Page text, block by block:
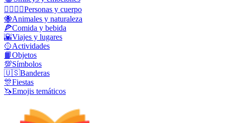
👩‍❤️‍💋‍👨Personas y cuerpo
🐝Animales y naturaleza
🍕Comida y bebida
🌇Viajes y lugares
🥎Actividades
📙Objetos
💯Símbolos
🇺🇸Banderas
🎊Fiestas
🦄Emojis temáticos